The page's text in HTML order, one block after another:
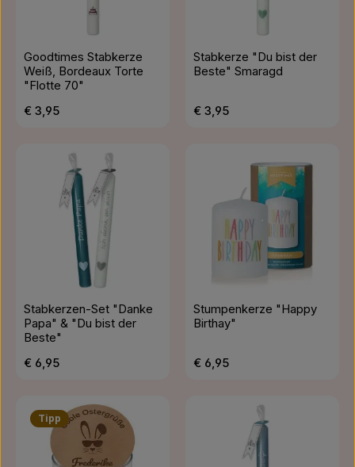
Goodtimes Stabkerze
Weiß, Bordeaux Torte
"Flotte 70"
Regulärer Preis:
€ 3,95
Stabkerze "Du bist der
Beste" Smaragd
Regulärer Preis:
€ 3,95
Stabkerzen-Set "Danke
Papa" & "Du bist der
Beste"
Regulärer Preis:
€ 6,95
Stumpenkerze "Happy
Birthay"
Regulärer Preis:
€ 6,95
Tipp